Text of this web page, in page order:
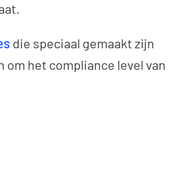
die speciaal gemaakt zijn
het compliance level van